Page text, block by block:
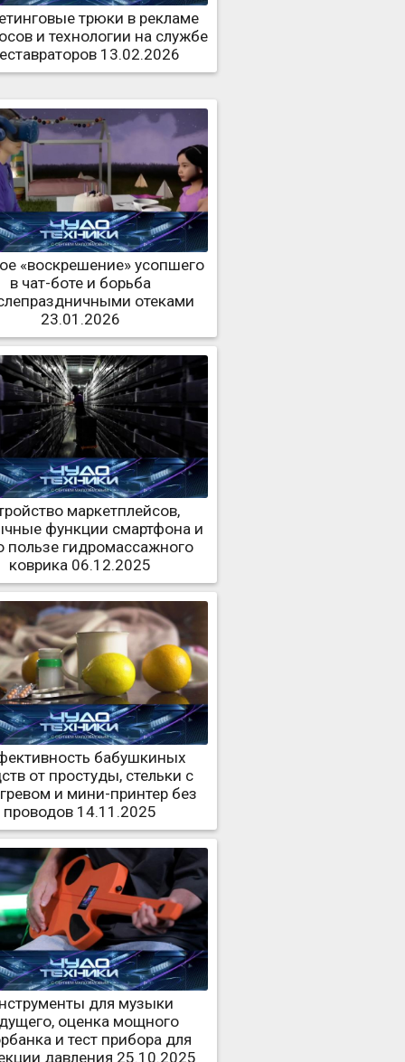
трюки в рекламе
и технологии на службе
13.02.2026
«воскрешение» усопшего
в чат-боте и борьба
отеками
23.01.2026
маркетплейсов,
функции смартфона и
пользе гидромассажного
коврика 06.12.2025
бабушкиных
от простуды, стельки с
и мини-принтер без
проводов 14.11.2025
для музыки
оценка мощного
и тест прибора для
давления 25.10.2025